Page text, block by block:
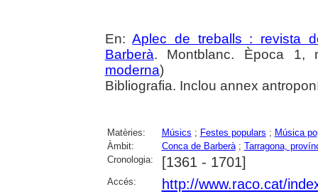
En:Aplec de treballs : revista
Barberà. Montblanc. Època
moderna)
Bibliografia. Inclou annex
Matèries: Músics ; Festes populars ; Música
Àmbit:
Conca de Barberà; Tarragona,
Cronologia:
[1361 - 1701]
Accés: http://www.raco.cat/